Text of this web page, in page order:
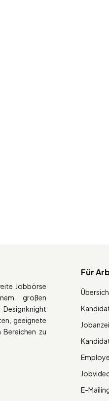
Jobbörse
großen
geeignete
zu
Für
E-